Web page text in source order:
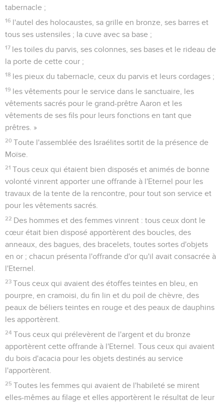
tabernacle ;
16 l'autel des holocaustes, sa grille en bronze, ses barres et
tous ses ustensiles ; la cuve avec sa base ;
17 les toiles du parvis, ses colonnes, ses bases et le rideau de
la porte de cette cour ;
18 les pieux du tabernacle, ceux du parvis et leurs cordages ;
19 les vêtements pour le service dans le sanctuaire, les
vêtements sacrés pour le grand-prêtre Aaron et les
vêtements de ses fils pour leurs fonctions en tant que
prêtres. »
20 Toute l'assemblée des Israélites sortit de la présence de
Moïse.
21 Tous ceux qui étaient bien disposés et animés de bonne
volonté vinrent apporter une offrande à l'Eternel pour les
travaux de la tente de la rencontre, pour tout son service et
pour les vêtements sacrés.
22 Des hommes et des femmes vinrent : tous ceux dont le
cœur était bien disposé apportèrent des boucles, des
anneaux, des bagues, des bracelets, toutes sortes d'objets
en or ; chacun présenta l'offrande d'or qu'il avait consacrée à
l'Eternel.
23 Tous ceux qui avaient des étoffes teintes en bleu, en
pourpre, en cramoisi, du fin lin et du poil de chèvre, des
peaux de béliers teintes en rouge et des peaux de dauphins
les apportèrent.
24 Tous ceux qui prélevèrent de l'argent et du bronze
apportèrent cette offrande à l'Eternel. Tous ceux qui avaient
du bois d'acacia pour les objets destinés au service
l'apportèrent.
25 Toutes les femmes qui avaient de l'habileté se mirent
elles-mêmes au filage et elles apportèrent le résultat de leur